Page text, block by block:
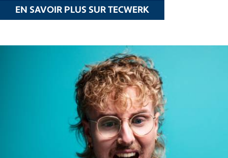
EN SAVOIR PLUS SUR TECWERK